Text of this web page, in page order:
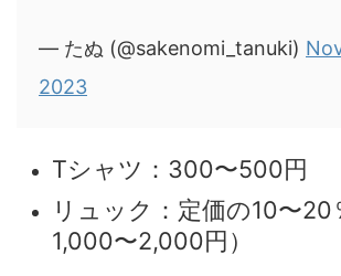
— たぬ (@sakenomi_tanuki)
2023
Tシャツ：300〜500円
リュック：定価の10〜20
1,000〜2,000円）